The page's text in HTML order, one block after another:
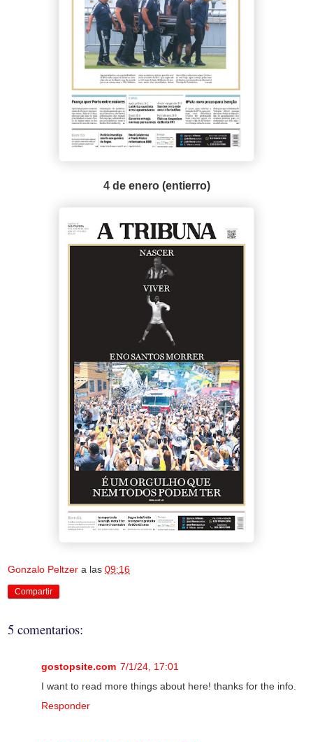
4 de enero (entierro)
Gonzalo Peltzer a las 09:16
Compartir
5 comentarios:
gostopsite.com 7/1/24, 17:01
I want to read more things about here! thanks for the info.
Responder